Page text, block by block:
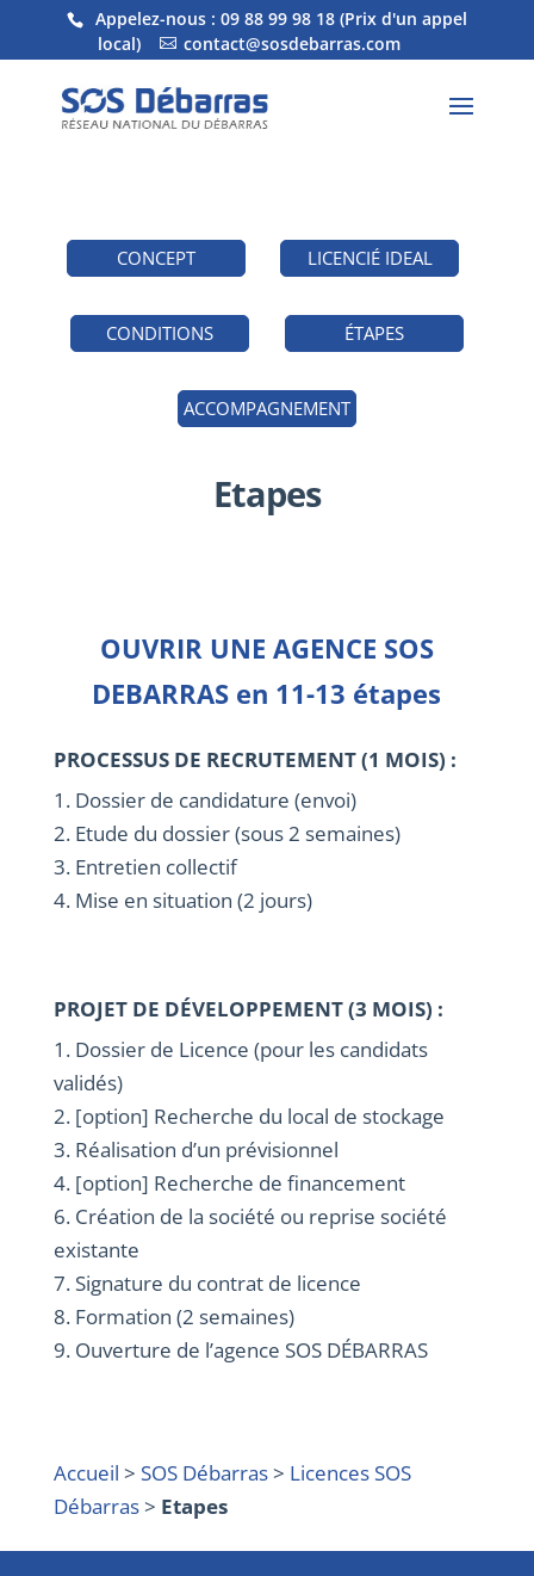
Appelez-nous : 09 88 99 98 18(Prix d'un appel
local)
contact@sosdebarras.com
CONCEPT LICENCIÉ IDEAL
CONDITIONS ÉTAPES
ACCOMPAGNEMENT
Etapes
OUVRIR UNE AGENCE SOS
DEBARRAS en 11-13 étapes
PROCESSUS DE RECRUTEMENT (1 MOIS) :
1. Dossier de candidature (envoi)
2. Etude du dossier (sous 2 semaines)
3. Entretien collectif
4. Mise en situation (2 jours)
PROJET DE DÉVELOPPEMENT (3 MOIS) :
1. Dossier de Licence (pour les candidats
validés)
2. [option] Recherche du local de stockage
3. Réalisation d’un prévisionnel
4. [option] Recherche de financement
6. Création de la société ou reprise société
existante
7. Signature du contrat de licence
8. Formation (2 semaines)
9. Ouverture de l’agence SOS DÉBARRAS
Accueil > SOS Débarras> Licences SOS
Débarras> Etapes